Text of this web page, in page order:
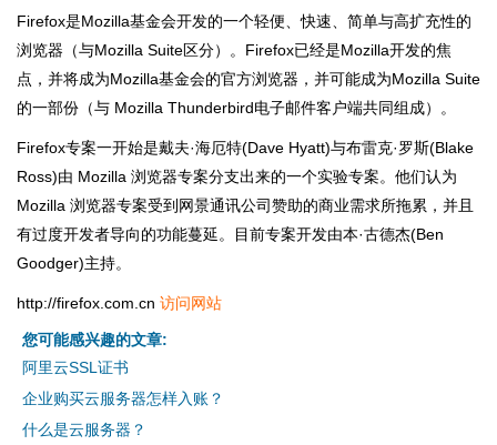
Firefox是Mozilla基金会开发的一个轻便、快速、简单与高扩充性的
浏览器（与Mozilla Suite区分）。Firefox已经是Mozilla开发的焦
点，并将成为Mozilla基金会的官方浏览器，并可能成为Mozilla Suite
的一部份（与 Mozilla Thunderbird电子邮件客户端共同组成）。
Firefox专案一开始是戴夫·海厄特(Dave Hyatt)与布雷克·罗斯(Blake
Ross)由 Mozilla 浏览器专案分支出来的一个实验专案。他们认为
Mozilla 浏览器专案受到网景通讯公司赞助的商业需求所拖累，并且
有过度开发者导向的功能蔓延。目前专案开发由本·古德杰(Ben
Goodger)主持。
http://firefox.com.cn 访问网站
您可能感兴趣的文章:
阿里云SSL证书
企业购买云服务器怎样入账？
什么是云服务器？